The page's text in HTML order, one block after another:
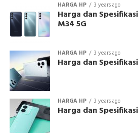
HARGA HP 3 years ago
Harga dan
M34 5G
HARGA HP 3 years ago
Harga dan Spesifikasi
HARGA HP 3 years ago
Harga dan